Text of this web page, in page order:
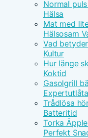
Normal
Hälsa
Mat med
Hälsosam
Vad
Kultur
Hur länge
Koktid
Gasolgrill
Trådlösa
Batteritid
Torka
Perfekt